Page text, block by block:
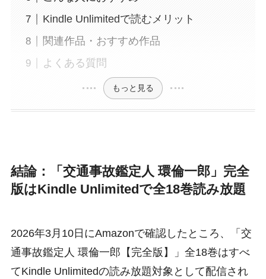
Kindle Unlimitedで読むメリット
関連作品・おすすめ作品
よくある質問
もっと見る
結論：「交通事故鑑定人 環倫一郎」完全
版はKindle Unlimitedで全18巻読み放題
2026年3月10日にAmazonで確認したところ、「交
通事故鑑定人 環倫一郎【完全版】」全18巻はすべ
てKindle Unlimitedの読み放題対象として配信され